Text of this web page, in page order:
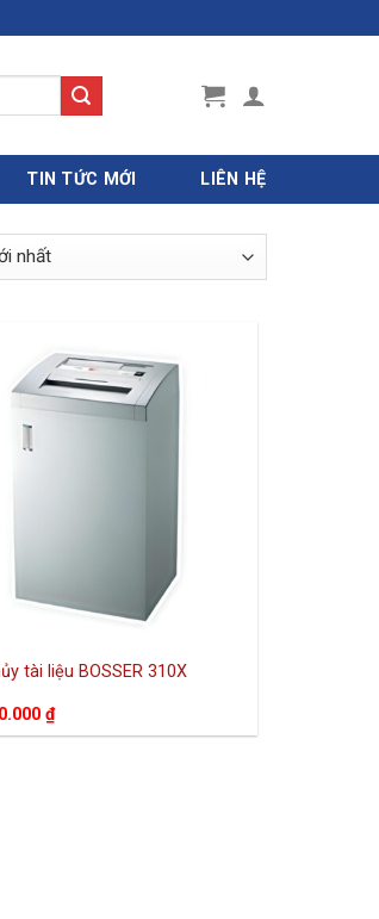
TIN TỨC MỚI LIÊN HỆ
tài liệu BOSSER 310X
₫